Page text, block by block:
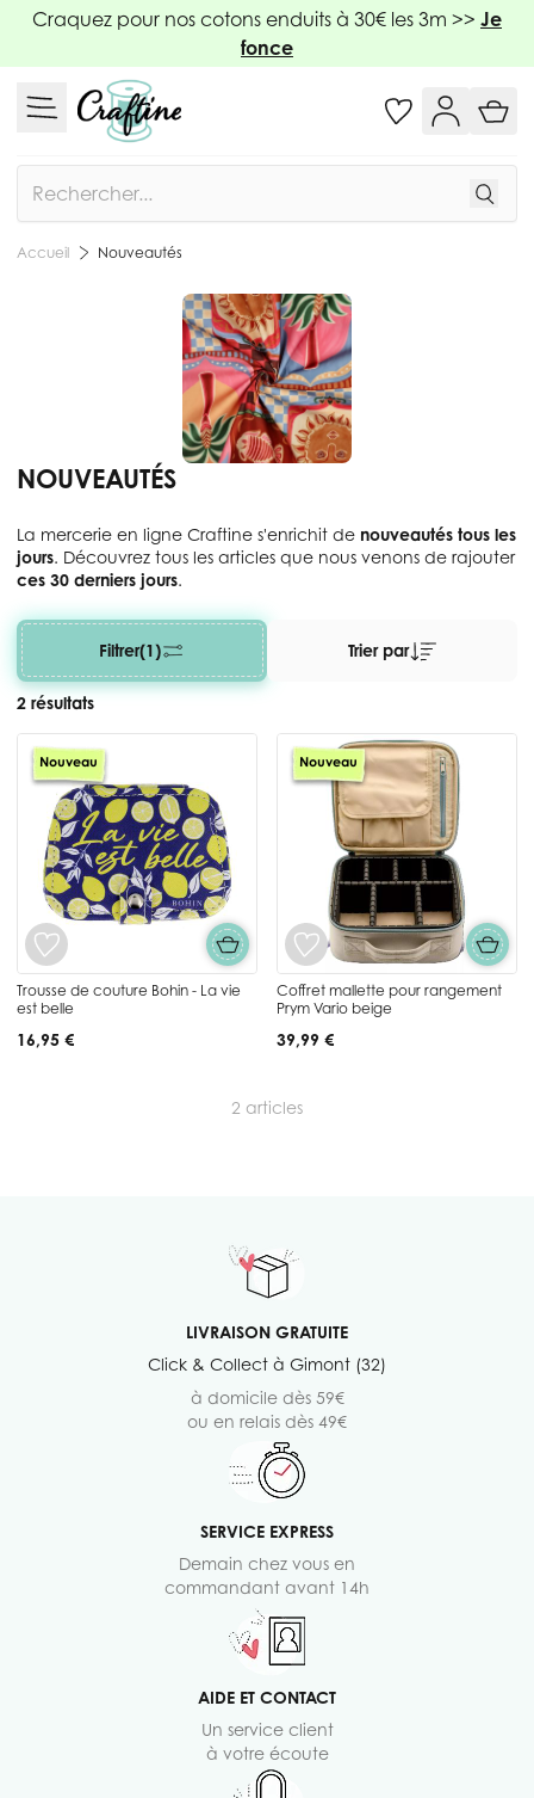
Allez au contenu
Craquez pour nos cotons enduits à 30€ les 3m >> Je
fonce
Accueil Nouveautés
NOUVEAUTÉS
La mercerie en ligne Craftine s'enrichit de nouveautés tous les
jours. Découvrez tous les articles que nous venons de rajouter
ces 30 derniers jours.
Filtrer(1)
2 résultats
Trier par
Nouveau
Trousse de couture Bohin - La vie
est belle
16,95 €
Nouveau
Coffret mallette pour rangement
Prym Vario beige
39,99 €
2 articles
LIVRAISON GRATUITE
Click & Collect à Gimont (32)
à domicile dès 59€
ou en relais dès 49€
SERVICE EXPRESS
Demain chez vous en
commandant avant 14h
AIDE ET CONTACT
Un service client
à votre écoute